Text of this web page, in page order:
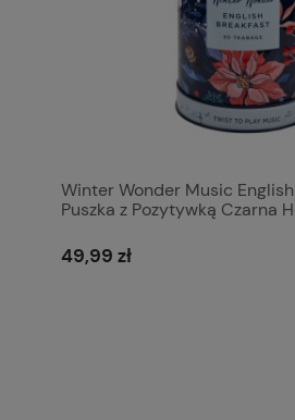
Winter Wonder Music
Puszka z Pozytywką Czarna
49,99 zł